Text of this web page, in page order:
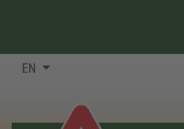
EN